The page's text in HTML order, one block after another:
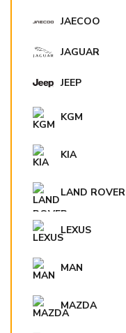
JAECOO
JAGUAR
JEEP
KGM
KIA
LAND ROVER
LEXUS
MAN
MAZDA